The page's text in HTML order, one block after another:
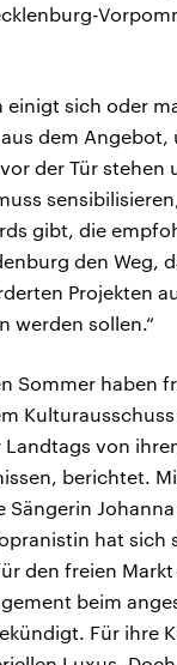
einigt sich oder
dem Angebot,
der Tür stehen
gibt, die
den Weg,
Projekten
werden sollen.“
Sommer haben
Kulturausschuss
Landtags von
berichtet.
Sängerin
hat sich
den freien
beim
Für ihre